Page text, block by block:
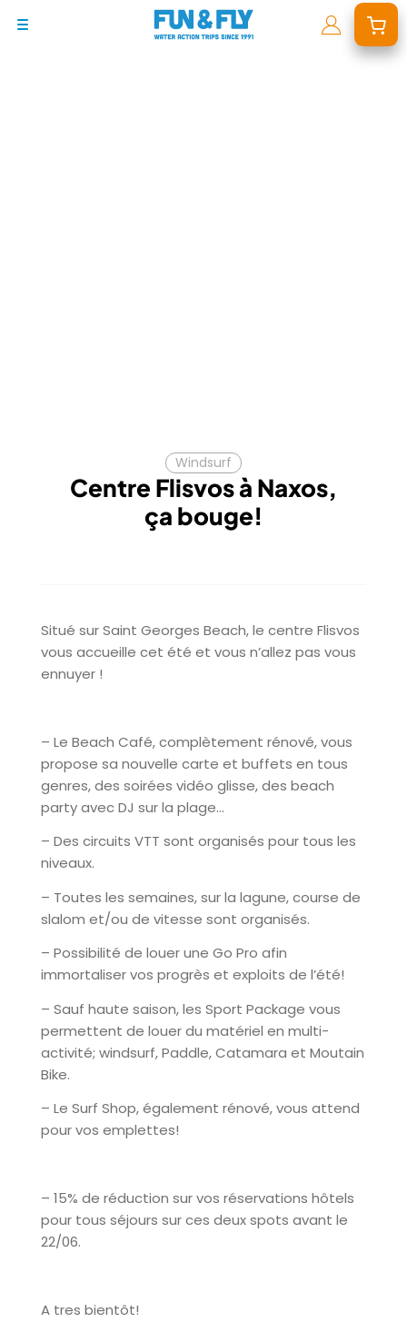
Windsurf
Centre Flisvos à Naxos,
ça bouge!
Situé sur Saint Georges Beach, le centre Flisvos
vous accueille cet été et vous n’allez pas vous
ennuyer !
– Le Beach Café, complètement rénové, vous
propose sa nouvelle carte et buffets en tous
genres, des soirées vidéo glisse, des beach
party avec DJ sur la plage…
– Des circuits VTT sont organisés pour tous les
niveaux.
– Toutes les semaines, sur la lagune, course de
slalom et/ou de vitesse sont organisés.
– Possibilité de louer une Go Pro afin
immortaliser vos progrès et exploits de l’été!
– Sauf haute saison, les Sport Package vous
permettent de louer du matériel en multi-
activité; windsurf, Paddle, Catamara et Moutain
Bike.
– Le Surf Shop, également rénové, vous attend
pour vos emplettes!
– 15% de réduction sur vos réservations hôtels
pour tous séjours sur ces deux spots avant le
22/06.
A tres bientôt!